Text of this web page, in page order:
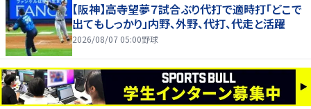
【阪神】高寺望夢７試合ぶり代打で適時打「どこで
出てもしっかり」内野、外野、代打、代走と活躍
2026/08/07 05:00野球